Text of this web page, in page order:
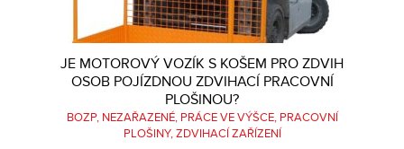
JE MOTOROVÝ VOZÍK S KOŠEM PRO ZDVIH
OSOB POJÍZDNOU ZDVIHACÍ PRACOVNÍ
PLOŠINOU?
BOZP NEZAŘAZENÉ PRÁCE VE VÝŠCE PRACOVNÍ
PLOŠINY ZDVIHACÍ ZAŘÍZENÍ